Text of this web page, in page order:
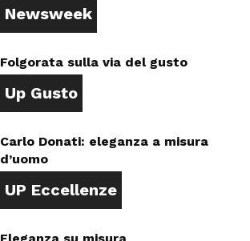
Newsweek
Folgorata sulla via del gusto
Up Gusto
Carlo Donati: eleganza a misura
d’uomo
UP Eccellenze